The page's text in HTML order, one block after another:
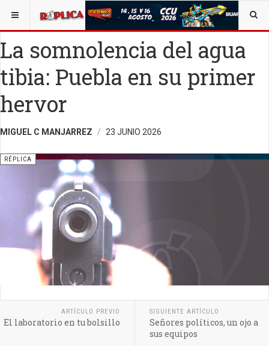
ESTÁ AQUÍ: SALUD OPINIÓN RÉPLICA
La somnolencia del agua
tibia: Puebla en su primer
hervor
MIGUEL C MANJARREZ 23 JUNIO 2026
RÉPLICA
ARTÍCULO PREVIO
El laboratorio en tu bolsillo
SIGUIENTE ARTÍCULO
Señores políticos, un ojo a
sus equipos